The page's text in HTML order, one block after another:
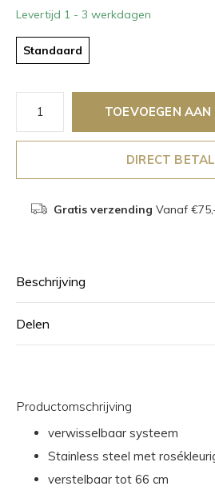
Levertijd 1 - 3 werkdagen
Standaard
TOEVOEGEN
DIRECT
Gratis verzending Vanaf
Beschrijving
Delen
Productomschrijving
verwisselbaar systeem
Stainless steel met
verstelbaar tot 66 cm